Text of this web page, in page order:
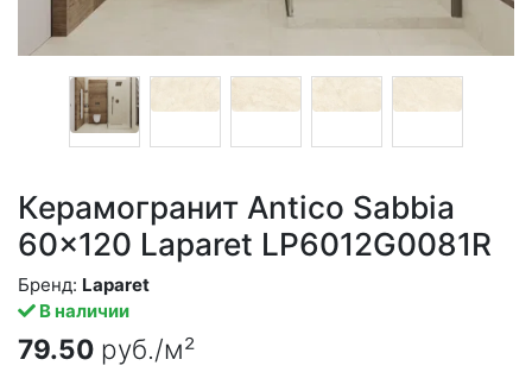
Керамогранит Antico Sabbia
60x120 Laparet LP6012G0081R
В наличии
Бренд: Laparet
79.50 руб./м²